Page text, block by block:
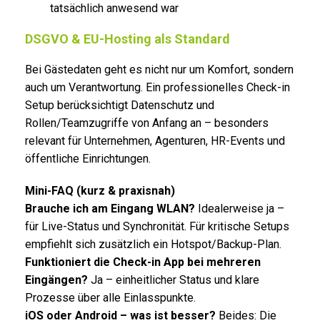
tatsächlich anwesend war
DSGVO & EU-Hosting als Standard
Bei Gästedaten geht es nicht nur um Komfort, sondern
auch um Verantwortung. Ein professionelles Check-in
Setup berücksichtigt Datenschutz und
Rollen/Teamzugriffe von Anfang an – besonders
relevant für Unternehmen, Agenturen, HR-Events und
öffentliche Einrichtungen.
Mini-FAQ (kurz & praxisnah)
Brauche ich am Eingang WLAN? Idealerweise ja –
für Live-Status und Synchronität. Für kritische Setups
empfiehlt sich zusätzlich ein Hotspot/Backup-Plan.
Funktioniert die Check-in App bei mehreren
Eingängen? Ja – einheitlicher Status und klare
Prozesse über alle Einlasspunkte.
iOS oder Android – was ist besser? Beides: Die